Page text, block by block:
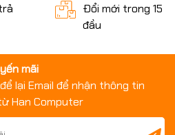
Đổi mới trong 15
đầu
mãi
lại Email để nhận thông tin
Han Computer